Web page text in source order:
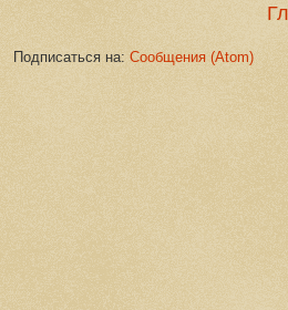
Подписаться на: Сообщения (Atom)